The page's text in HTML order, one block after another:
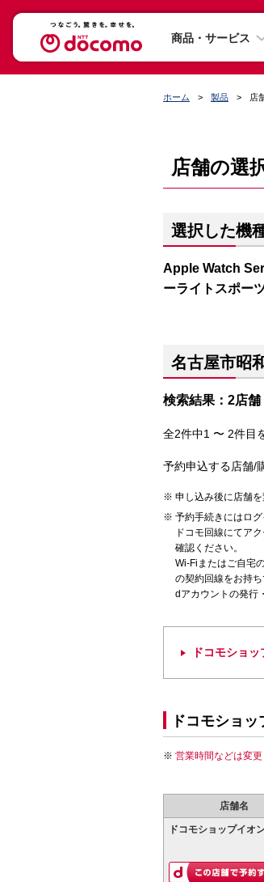
商品・サービス
ホーム 製品 店
店舗の選
選択した機
Apple Watch
ーライトスポー
名古屋市昭
検索結果：2店舗
全2件中1 〜 2件目
予約申込する店舗/
申し込み後に店舗を
予約手続きにはログ
ドコモ回線にてア
確認ください。
Wi-Fiまたはご自宅
の契約回線をお持
dアカウントの発行
ドコモショ
ドコモショッ
営業時間などは変
店舗名
ドコモショップイオ